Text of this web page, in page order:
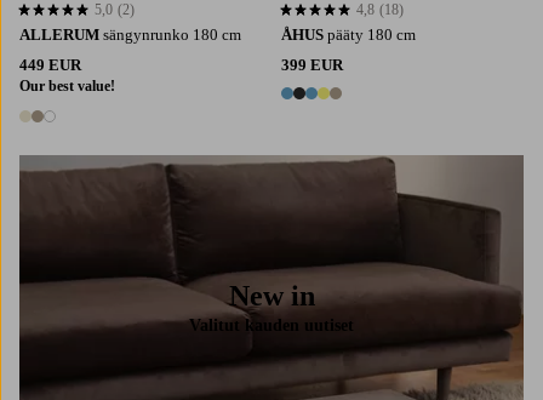
ALLERUM sängynrunko 180 cm
449 EUR
Our best value!
3 värejä
5,0 perustuen 2 arvosanaan
5,0 (2)
ÅHUS pääty 180 cm
399 EUR
5 värejä
4,8 perustuen 18 arvosanaan
4,8 (18)
New in
Valitut kauden uutiset